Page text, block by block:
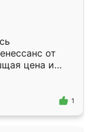
от
цена и
Приехавший
1